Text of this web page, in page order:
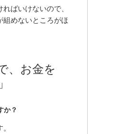
ばいけないので、
組めないところがほ
、お金を
か？